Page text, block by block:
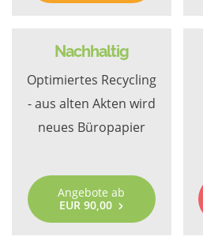
Nachhaltig
Optimiertes Recycling
- aus alten Akten wird
neues Büropapier
Angebote ab
EUR 90,00